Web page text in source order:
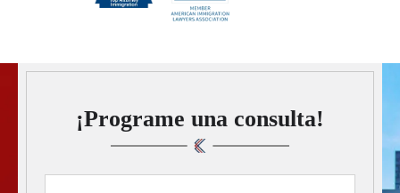
¡Programe una consulta!